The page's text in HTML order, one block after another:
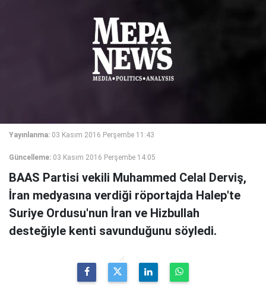
Yayınlanma: 03 Kasım 2016 Perşembe 11:43
Güncelleme: 03 Kasım 2016 Perşembe 14:05
BAAS Partisi vekili Muhammed Celal Derviş,
İran medyasına verdiği röportajda Halep'te
Suriye Ordusu'nun İran ve Hizbullah
desteğiyle kenti savunduğunu söyledi.